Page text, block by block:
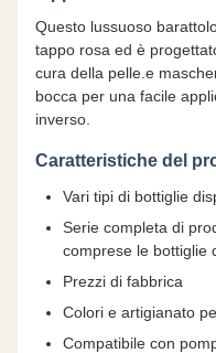
Questo lussuoso
tappo rosa ed è
cura della pelle.e
bocca per una facile
inverso.
Caratteristiche del
Vari tipi di bottiglie
Serie completa di
comprese le bottiglie
Prezzi di fabbrica
Colori e artigianato
Compatibile con